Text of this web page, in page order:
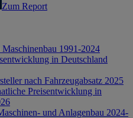
Zum Report
1991-2024
in Deutschland
nach Fahrzeugabsatz 2025
Preisentwicklung in
und Anlagenbau 2024-